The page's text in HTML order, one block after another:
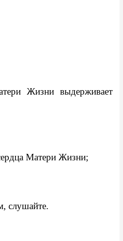
Жизни выдерживает
Матери Жизни;
слушайте.